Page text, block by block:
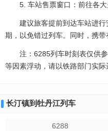
5. 车站售票窗口：前往各
建议旅客提前到达车站进
期，以免错过列车。同时，携带
注：6285列车时刻表仅供
等因素浮动，请以铁路部门实际
长汀镇到牡丹江列车
6288